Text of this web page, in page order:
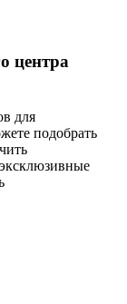
центра
для
подобрать